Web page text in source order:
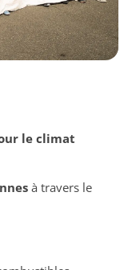
le climat
à travers le